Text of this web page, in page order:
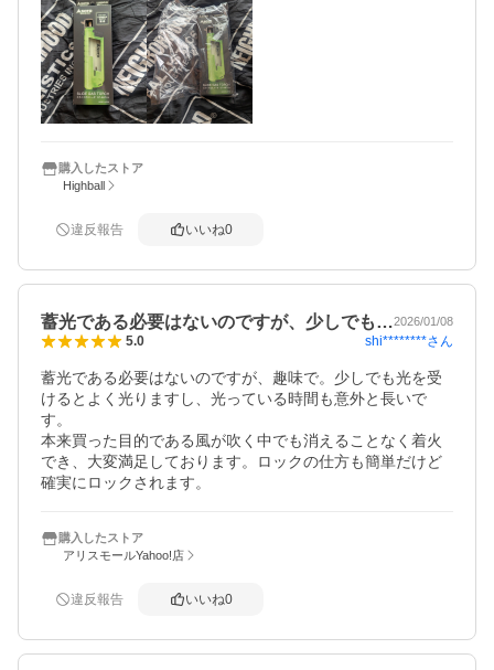
購入したストア
Highball
違反報告 いいね0
蓄光である必要はないのですが、少しでも…2026/01/08
5.0 shi********さん
蓄光である必要はないのですが、趣味で。少しでも光を受
けるとよく光りますし、光っている時間も意外と長いで
す。
本来買った目的である風が吹く中でも消えることなく着火
でき、大変満足しております。ロックの仕方も簡単だけど
確実にロックされます。
購入したストア
アリスモールYahoo!店
違反報告 いいね0